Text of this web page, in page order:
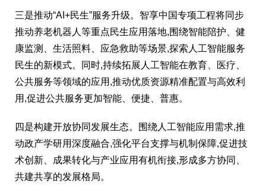
三是推动“AI+民生”服务升级。智享中国专项工程将同步
推动养老机器人等重点民生应用落地,围绕智能陪护、健
康监测、生活照料、应急救助等场景,探索人工智能服务
民生的新模式。同时,持续拓展人工智能在教育、医疗、
公共服务等领域的应用,推动优质资源精准配置与高效利
用,促进公共服务更加智能、便捷、普惠。
四是构建开放协同发展生态。围绕人工智能应用需求,推
动政产学研用深度融合,强化平台支撑与机制保障,促进技
术创新、成果转化与产业应用有机衔接,形成多方协同、
共建共享的发展格局。